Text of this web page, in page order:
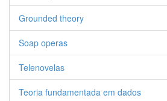
Grounded theory
Soap operas
Telenovelas
Teoria fundamentada em dados